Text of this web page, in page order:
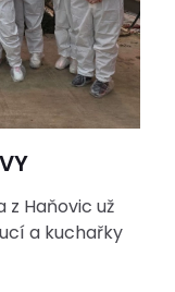
z Haňovic už
a kuchařky